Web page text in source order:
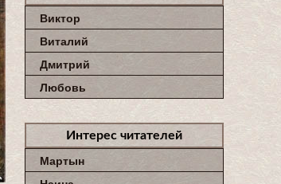
Виктор
Виталий
Дмитрий
Любовь
Интерес читателей
Мартын